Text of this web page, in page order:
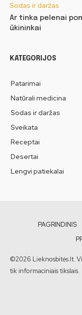
Sodas ir daržas
Ar tinka pelenai
ūkininkai
KATEGORIJOS
Patarimai
Natūrali medicina
Sodas ir daržas
Sveikata
Receptai
Desertai
Lengvi patiekalai
PAGRINDINIS
©2026 Lieknosbitės.lt.
tik informaciniais tikslais.